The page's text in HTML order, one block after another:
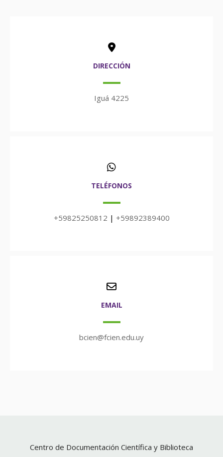
DIRECCIÓN
Iguá 4225
TELÉFONOS
+59825250812 | +59892389400
EMAIL
bcien@fcien.edu.uy
Centro de Documentación Científica y Biblioteca